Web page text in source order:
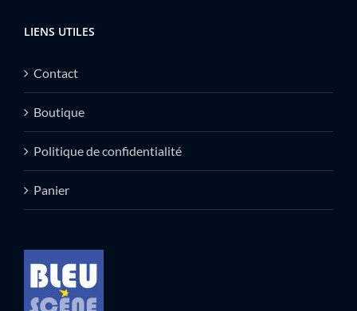
LIENS UTILES
Contact
Boutique
Politique de confidentialité
Panier